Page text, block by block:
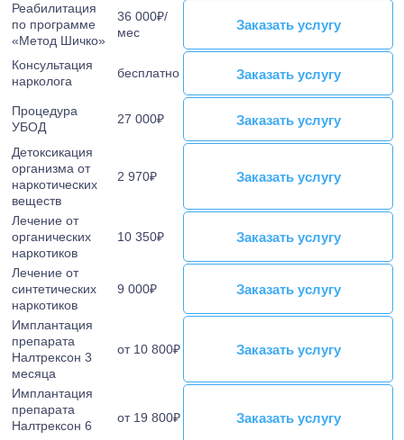
Лечение бессонницы
Лечение ГТР
Лечение лунатизма
Лечение нервных тиков
Лечение аутоагрессии
Лечение аутофобии
Лечение дромомании
Лечение канцерофобии
Лечение мании величия
Лечение орторексии
Лечение парафилий
Лечение прозопагнозии
Психиатрическая клиника
Реабилитация
по программе
«Метод Шичко»
36 000₽/
мес
Заказать услугу
Заказать услугу
Консультация
нарколога
бесплатно Заказать услугу
Заказать услугу
Процедура
УБОД
27 000₽ Заказать услугу
Заказать услугу
Детоксикация
организма от
наркотических
веществ
2 970₽ Заказать услугу
Заказать услугу
Лечение от
органических
наркотиков
10 350₽ Заказать услугу
Заказать услугу
Лечение от
синтетических
наркотиков
9 000₽ Заказать услугу
Заказать услугу
Имплантация
препарата
Налтрексон 3
месяца
от 10 800₽ Заказать услугу
Заказать услугу
Имплантация
препарата
Налтрексон 6
от 19 800₽ Заказать услугу
Заказать услугу